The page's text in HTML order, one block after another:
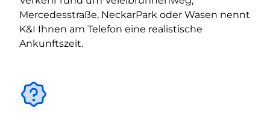
Mercedesstraße, NeckarPark oder Wasen nennt
K&I Ihnen am Telefon eine realistische
Ankunftszeit.